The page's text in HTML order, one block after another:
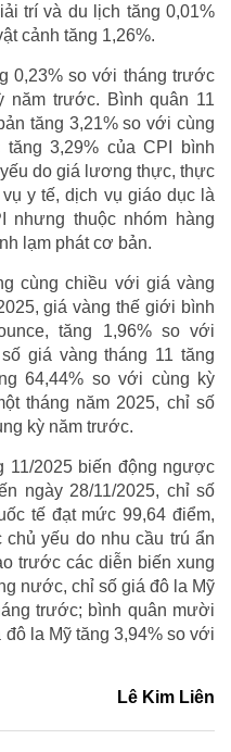
trí và du lịch tăng 0,01%
cảnh tăng 1,26%.
0,23% so với tháng trước
năm trước. Bình quân 11
tăng 3,21% so với cùng
3,29% của CPI bình
do giá lương thực, thực
y tế, dịch vụ giáo dục là
nhưng thuộc nhóm hàng
lạm phát cơ bản.
cùng chiều với giá vàng
giá vàng thế giới bình
tăng 1,96% so với
giá vàng tháng 11 tăng
64,44% so với cùng kỳ
tháng năm 2025, chỉ số
kỳ năm trước.
11/2025 biến động ngược
ngày 28/11/2025, chỉ số
tế đạt mức 99,64 điểm,
yếu do nhu cầu trú ẩn
trước các diễn biến xung
nước, chỉ số giá đô la Mỹ
trước; bình quân mười
la Mỹ tăng 3,94% so với
Lê Kim Liên